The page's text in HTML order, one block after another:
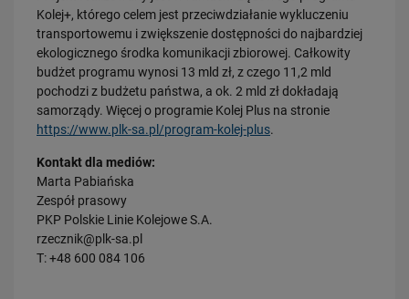
Kolej+, którego celem jest przeciwdziałanie wykluczeniu
transportowemu i zwiększenie dostępności do najbardziej
ekologicznego środka komunikacji zbiorowej. Całkowity
budżet programu wynosi 13 mld zł, z czego 11,2 mld
pochodzi z budżetu państwa, a ok. 2 mld zł dokładają
samorządy. Więcej o programie Kolej Plus na stronie
https://www.plk-sa.pl/program-kolej-plus.
Kontakt dla mediów:
Marta Pabiańska
Zespół prasowy
PKP Polskie Linie Kolejowe S.A.
rzecznik@plk-sa.pl
T: +48 600 084 106
19.03.2026
Przejazd kolejowo-drogowy to szczególny rodzaj skrzyżowania